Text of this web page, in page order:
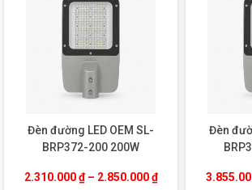
Đèn đường LED OEM SL-
BRP372-200 200W
2.310.000₫ – 2.850.000₫Khoảng giá: từ
Đèn